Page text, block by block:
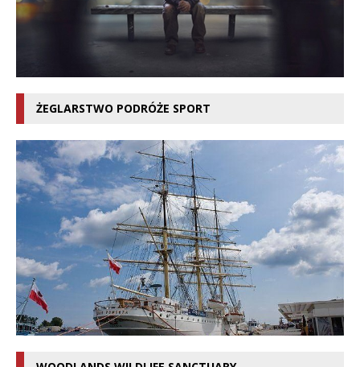
ŻEGLARSTWO PODRÓŻE SPORT